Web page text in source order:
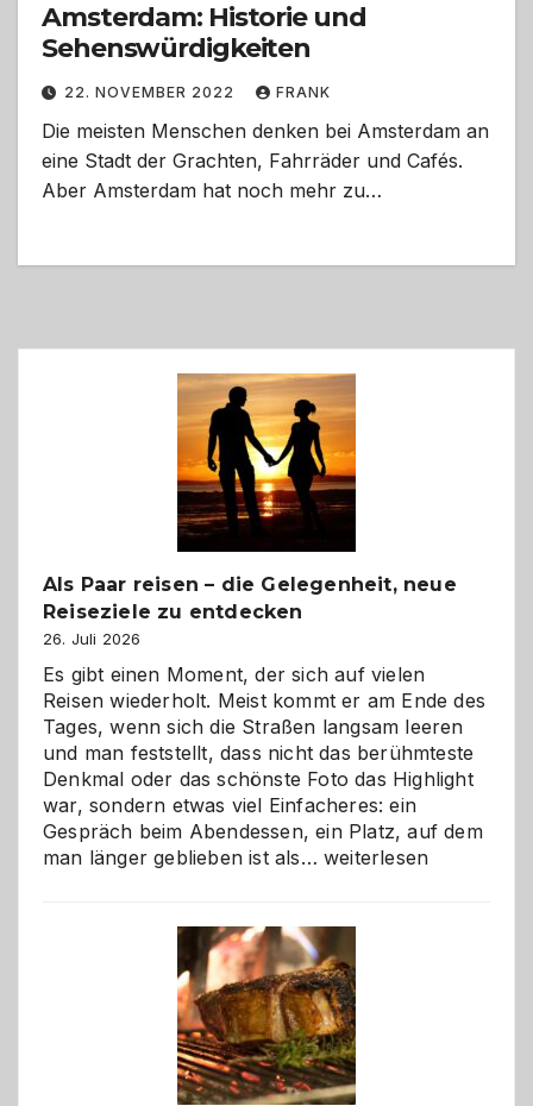
Amsterdam: Historie und
Sehenswürdigkeiten
22. NOVEMBER 2022 FRANK
Die meisten Menschen denken bei Amsterdam an
eine Stadt der Grachten, Fahrräder und Cafés.
Aber Amsterdam hat noch mehr zu…
Als Paar reisen – die Gelegenheit, neue
Reiseziele zu entdecken
26. Juli 2026
Es gibt einen Moment, der sich auf vielen
Reisen wiederholt. Meist kommt er am Ende des
Tages, wenn sich die Straßen langsam leeren
und man feststellt, dass nicht das berühmteste
Denkmal oder das schönste Foto das Highlight
war, sondern etwas viel Einfacheres: ein
Gespräch beim Abendessen, ein Platz, auf dem
man länger geblieben ist als… Als
–
die
Gelegenheit,
neue
Reiseziele
zu
entdecken
weiterlesen